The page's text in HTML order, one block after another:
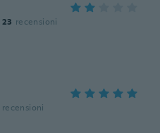
23 recensioni
recensioni